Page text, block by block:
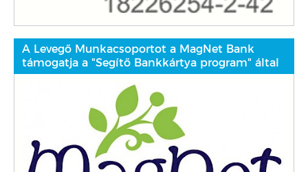
A Levegő Munkacsoportot a MagNet Bank
támogatja a "Segítő Bankkártya program" által